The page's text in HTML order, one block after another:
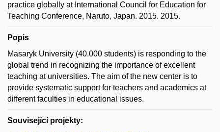
practice globally at International Council for Education for
Teaching Conference, Naruto, Japan. 2015. 2015.
Popis
Masaryk University (40.000 students) is responding to the
global trend in recognizing the importance of excellent
teaching at universities. The aim of the new center is to
provide systematic support for teachers and academics at
different faculties in educational issues.
Související projekty: